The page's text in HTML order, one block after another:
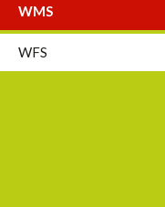
WMS
WFS